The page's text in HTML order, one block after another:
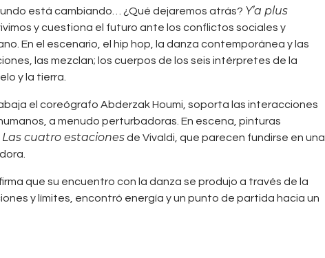
está cambiando… ¿Qué dejaremos atrás? Y’a plus
y cuestiona el futuro ante los conflictos sociales y
En el escenario, el hip hop, la danza contemporánea y las
las mezclan; los cuerpos de los seis intérpretes de la
y la tierra.
el coreógrafo Abderzak Houmi, soporta las interacciones
a menudo perturbadoras. En escena, pinturas
Las cuatro estacionesde Vivaldi, que parecen fundirse en una
que su encuentro con la danza se produjo a través de la
y límites, encontró energía y un punto de partida hacia un